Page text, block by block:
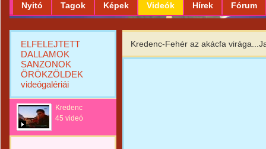
Nyitó Tagok Képek Videók Hírek Fórum
ELFELEJTETT
DALLAMOK
SANZONOK
ÖRÖKZÖLDEK
videógalériái
Kredenc
45 videó
Kredenc-Fehér az akácfa